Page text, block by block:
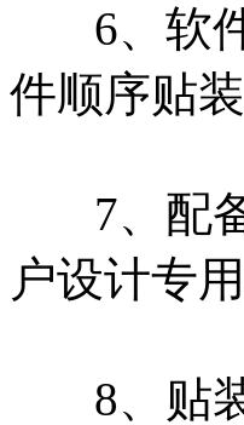
6、软件
件顺序贴
7、配备
户设计专
8、贴装